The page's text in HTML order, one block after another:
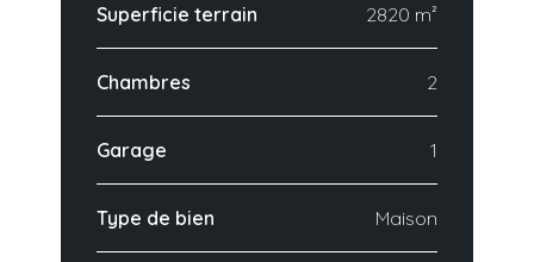
Superficie terrain 2820 m²
Chambres 2
Garage 1
Type de bien Maison